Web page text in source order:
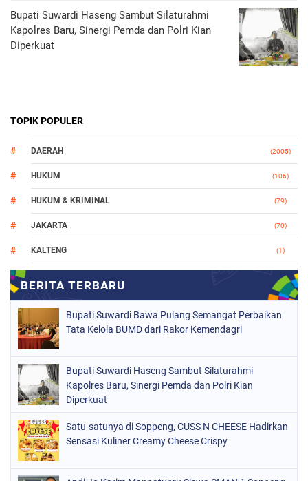
Bupati Suwardi Haseng Sambut Silaturahmi
Kapolres Baru, Sinergi Pemda dan Polri Kian
Diperkuat
TOPIK POPULER
DAERAH (2005)
HUKUM (106)
HUKUM & KRIMINAL (79)
JAKARTA (70)
KALTENG (1)
(78)
NASIONAL (748)
ORGANISASI
PERISTIWA
POLITIK
POLRI
SOPPENG (1149)
SULSEL
Bupati Suwardi Bawa Pulang Semangat Perbaikan
Tata Kelola BUMD dari Rakor Kemendagri
Bupati Suwardi Haseng Sambut Silaturahmi
Kapolres Baru, Sinergi Pemda dan Polri Kian
Diperkuat
Satu-satunya di Soppeng, CUSS N CHEESE Hadirkan
Sensasi Kuliner Creamy Cheese Crispy